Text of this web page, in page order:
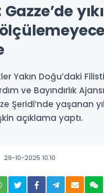
Yakın Doğu’daki
ve Bayındırlık Ajansı
Şeridi’nde yaşanan
açıklama yaptı.
29-10-2025 10:10